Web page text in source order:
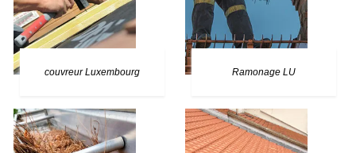
couvreur Luxembourg Ramonage LU